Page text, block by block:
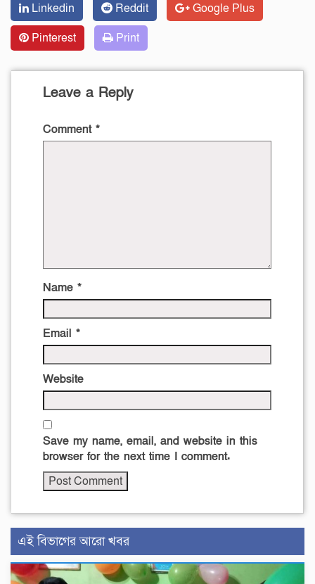
Linkedin
Reddit
Google Plus
Pinterest
Print
Leave a Reply
Comment *
Name *
Email *
Website
Save my name, email, and website in this
browser for the next time I comment.
এই বিভাগের আরো খবর